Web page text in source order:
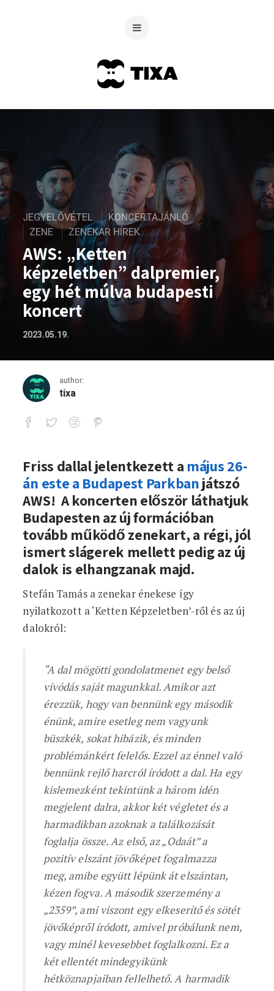
JEGYELŐVÉTEL
KONCERTAJÁNLÓ
ZENE
ZENEKAR HÍREK
AWS: „Ketten
képzeletben” dalpremier,
egy hét múlva budapesti
koncert
2023.05.19.
author:
tixa
AWS: „Ketten képzeletben”
Friss dallal jelentkezett a május 26-
án este a Budapest Parkbanjátszó
AWS! A koncerten először láthatjuk
Budapesten az új formációban
tovább működő zenekart, a régi, jól
ismert slágerek mellett pedig az új
dalok is elhangzanak majd.
Stefán Tamás a zenekar énekese így
nyilatkozott a ‘Ketten Képzeletben’-ről és az új
dalokról:
“A dal mögötti gondolatmenet egy belső
vívódás saját magunkkal. Amikor azt
érezzük, hogy van bennünk egy második
énünk, amire esetleg nem vagyunk
büszkék, sokat hibázik, és minden
problémánkért felelős. Ezzel az énnel való
bennünk rejlő harcról íródott a dal. Ha egy
kislemezként tekintünk a három idén
megjelent dalra, akkor két végletet és a
harmadikban azoknak a találkozását
foglalja össze. Az első, az „Odaát” a
pozitív elszánt jövőképet fogalmazza
meg, amibe együtt lépünk át elszántan,
kézen fogva. A második szerzemény a
„2359”, ami viszont egy elkeserítő és sötét
jövőképről íródott, amivel próbálunk nem,
vagy minél kevesebbet foglalkozni. Ez a
két ellentét mindegyikünk
hétköznapjaiban fellelhető. A harmadik